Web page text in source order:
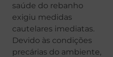
saúde do rebanho
exigiu medidas
cautelares imediatas.
Devido às condições
precárias do ambiente,